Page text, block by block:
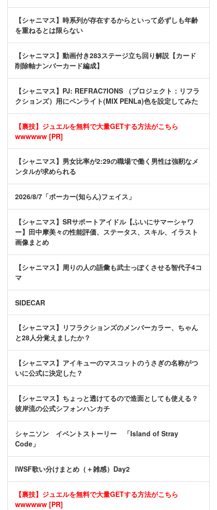
【シャニマス】時系列が存在するからといって必ずしも年齢
を重ねるとは限らない
【シャニマス】動画付き283ステージ立ち回り解説【カード
削除軸ナンバーカード編成】
【シャニマス】PJ: REFRAC7IONS （プロジェクト：リフラ
クションズ）用にペンライト(MIX PENLa)色を設定してみた
【裏技】ジュエルを無料で大量GETする方法がこちら
wwwwww [PR]
【シャニマス】男女比率が2:29の職場で働く男性は強靭なメ
ンタルが求められる
2026/8/7「ポーカー(知らん)フェイス」
【シャニマス】SRサポートアイドル【ふいにサマーシャワ
ー】田中摩美々の性能評価、ステータス、スキル、イラスト
画像まとめ
【シャニマス】周りの人の語彙も武士っぽくさせる智代子4コ
マ
SIDECAR
【シャニマス】リフラクションズのメンバーカラー、ちゃん
と28人分覚えましたか？
【シャニマス】アイキューのマスコットのうさぎの名称がつ
いに公式に決定した？
【シャニマス】ちょっと透けてるので造面としても使える？
彼岸流の公式シフォンハンカチ
シャニソン イベントストーリー 「Island of Stray
Code」
IWSF歌い分けまとめ（＋雑感）Day2
【裏技】ジュエルを無料で大量GETする方法がこちら
wwwwww [PR]